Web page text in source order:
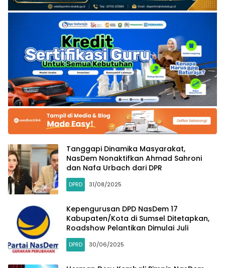
Tanggapi Dinamika Masyarakat,
NasDem Nonaktifkan Ahmad Sahroni
dan Nafa Urbach dari DPR
DPRD 31/08/2025
Kepengurusan DPD NasDem 17
Kabupaten/Kota di Sumsel Ditetapkan,
Roadshow Pelantikan Dimulai Juli
DPRD 30/06/2025